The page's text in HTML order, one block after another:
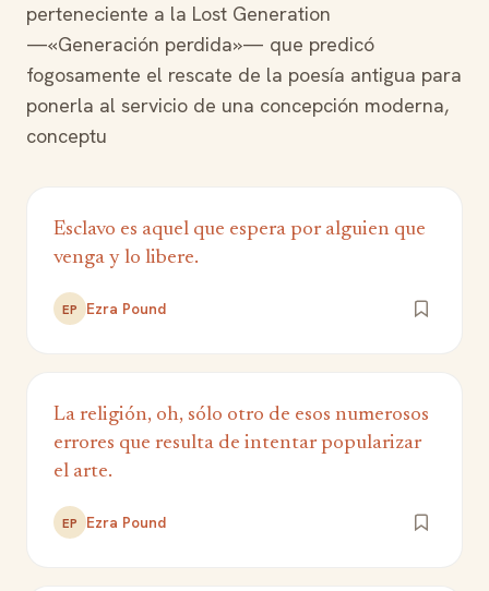
perteneciente a la Lost Generation
—«Generación perdida»— que predicó
fogosamente el rescate de la poesía antigua para
ponerla al servicio de una concepción moderna,
conceptu
Esclavo es aquel que espera por alguien que
venga y lo libere.
EP Ezra Pound
La religión, oh, sólo otro de esos numerosos
errores que resulta de intentar popularizar
el arte.
EP Ezra Pound